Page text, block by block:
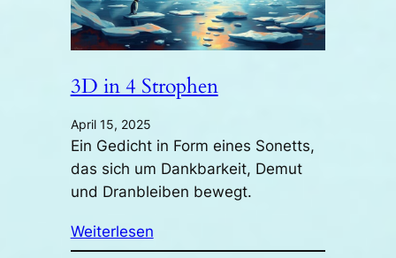
3D in 4 Strophen
April 15, 2025
Ein Gedicht in Form eines Sonetts,
das sich um Dankbarkeit, Demut
und Dranbleiben bewegt.
Weiterlesen